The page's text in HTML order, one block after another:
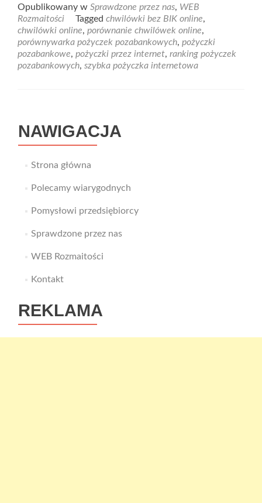
about
Szybkie
pożyczki
pozabankowe
Opublikowany w Sprawdzone przez nas, WEB
Rozmaitości
Tagged chwilówki bez BIK online,
chwilówki online, porównanie chwilówek online,
porównywarka pożyczek pozabankowych, pożyczki
pozabankowe, pożyczki przez internet, ranking pożyczek
pozabankowych, szybka pożyczka internetowa
NAWIGACJA
Strona główna
Polecamy wiarygodnych
Pomysłowi przedsiębiorcy
Sprawdzone przez nas
WEB Rozmaitości
Kontakt
REKLAMA